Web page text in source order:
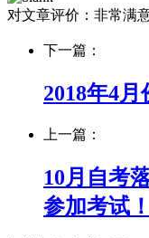
对文章评价： 非常满
下一篇：
2018年4
上一篇：
10月自考
参加考试！